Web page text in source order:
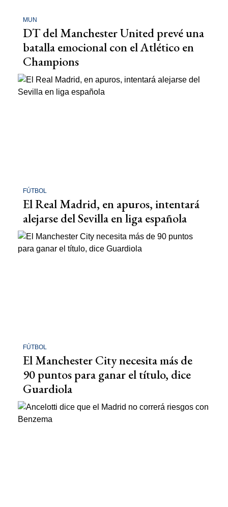
MUN
DT del Manchester United prevé una
batalla emocional con el Atlético en
Champions
FÚTBOL
El Real Madrid, en apuros, intentará
alejarse del Sevilla en liga española
FÚTBOL
El Manchester City necesita más de
90 puntos para ganar el título, dice
Guardiola